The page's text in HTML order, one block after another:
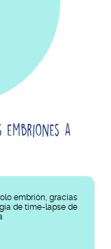
a
embrión, gracias
de time-lapse de